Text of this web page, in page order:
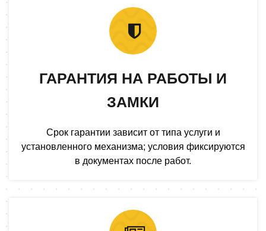
ГАРАНТИЯ НА РАБОТЫ И
ЗАМКИ
Срок гарантии зависит от типа услуги и
установленного механизма; условия фиксируются
в документах после работ.